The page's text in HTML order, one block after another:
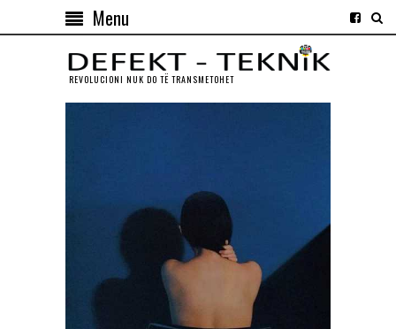
Menu
REVOLUCIONI NUK DO TЁ TRANSMETOHET